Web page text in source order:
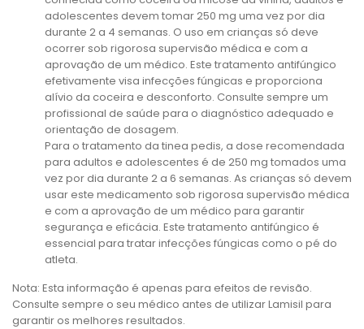
adolescentes devem tomar 250 mg uma vez por dia
durante 2 a 4 semanas. O uso em crianças só deve
ocorrer sob rigorosa supervisão médica e com a
aprovação de um médico. Este tratamento antifúngico
efetivamente visa infecções fúngicas e proporciona
alívio da coceira e desconforto. Consulte sempre um
profissional de saúde para o diagnóstico adequado e
orientação de dosagem.
Para o tratamento da tinea pedis, a dose recomendada
para adultos e adolescentes é de 250 mg tomados uma
vez por dia durante 2 a 6 semanas. As crianças só devem
usar este medicamento sob rigorosa supervisão médica
e com a aprovação de um médico para garantir
segurança e eficácia. Este tratamento antifúngico é
essencial para tratar infecções fúngicas como o pé do
atleta.
Nota: Esta informação é apenas para efeitos de revisão.
Consulte sempre o seu médico antes de utilizar Lamisil para
garantir os melhores resultados.